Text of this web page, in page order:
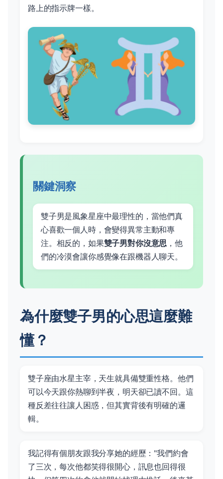
路上的指示牌一樣。
關鍵洞察
雙子男是風象星座中最理性的，當他們真
心喜歡一個人時，會變得異常主動和專
注。相反的，如果雙子男對你沒意思 ，他
們的冷漠會讓你感覺像在跟機器人聊天。
為什麼雙子男的心思這麼難
懂？
雙子座由水星主宰，天生就具備雙重性格。他們
可以今天跟你熱聊到半夜，明天卻已讀不回。這
種反差往往讓人困惑，但其實背後有明確的邏
輯。
我記得有個朋友跟我分享她的經歷："我們約會
了三次，每次他都笑得很開心，訊息也回得很